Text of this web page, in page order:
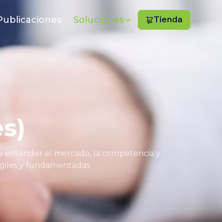
Soluciones Tienda
entender el mercado, la competencia y
y fundamentadas.